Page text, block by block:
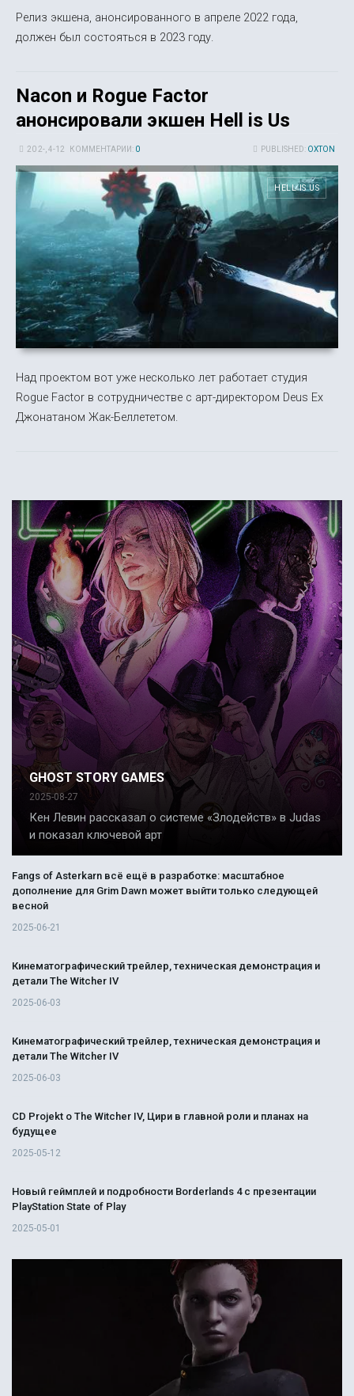
Релиз экшена, анонсированного в апреле 2022 года,
должен был состояться в 2023 году.
Nacon и Rogue Factor
анонсировали экшен Hell is Us
PUBLISHED: OXTON
20 2-, 4-12 КОММЕНТАРИИ: 0
HELL IS US
Над проектом вот уже несколько лет работает студия
Rogue Factor в сотрудничестве с арт-директором Deus Ex
Джонатаном Жак-Беллететом.
GHOST STORY GAMES
2025-08-27
Кен Левин рассказал о системе «Злодейств» в Judas
и показал ключевой арт
Fangs of Asterkarn всё ещё в разработке: масштабное
дополнение для Grim Dawn может выйти только следующей
весной
2025-06-21
Кинематографический трейлер, техническая демонстрация и
детали The Witcher IV
2025-06-03
Кинематографический трейлер, техническая демонстрация и
детали The Witcher IV
2025-06-03
CD Projekt о The Witcher IV, Цири в главной роли и планах на
будущее
2025-05-12
Новый геймплей и подробности Borderlands 4 с презентации
PlayStation State of Play
2025-05-01